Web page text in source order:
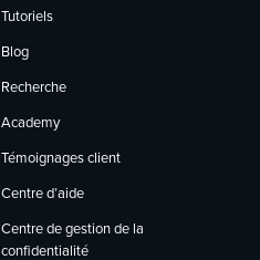
Tutoriels
Blog
Recherche
Academy
Témoignages client
Centre d’aide
Centre de gestion de la
confidentialité